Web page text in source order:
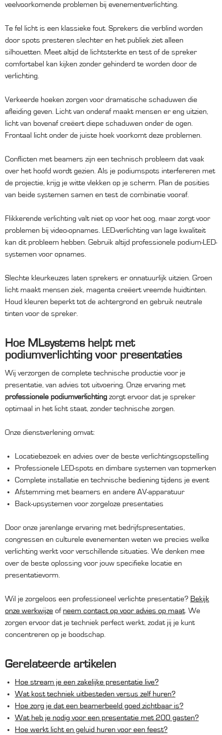
veelvoorkomende problemen bij evenementverlichting.
Te fel licht is een klassieke fout. Sprekers die verblind worden
door spots presteren slechter en het publiek ziet alleen
silhouetten. Meet altijd de lichtsterkte en test of de spreker
comfortabel kan kijken zonder gehinderd te worden door de
verlichting.
Verkeerde hoeken zorgen voor dramatische schaduwen die
afleiding geven. Licht van onderaf maakt mensen er eng uitzien,
licht van bovenaf creëert diepe schaduwen onder de ogen.
Frontaal licht onder de juiste hoek voorkomt deze problemen.
Conflicten met beamers zijn een technisch probleem dat vaak
over het hoofd wordt gezien. Als je podiumspots interfereren met
de projectie, krijg je witte vlekken op je scherm. Plan de posities
van beide systemen samen en test de combinatie vooraf.
Flikkerende verlichting valt niet op voor het oog, maar zorgt voor
problemen bij video-opnames. LED-verlichting van lage kwaliteit
kan dit probleem hebben. Gebruik altijd professionele podium-LED-
systemen voor opnames.
Slechte kleurkeuzes laten sprekers er onnatuurlijk uitzien. Groen
licht maakt mensen ziek, magenta creëert vreemde huidtinten.
Houd kleuren beperkt tot de achtergrond en gebruik neutrale
tinten voor de spreker.
Hoe MLsystems helpt met
podiumverlichting voor presentaties
Wij verzorgen de complete technische productie voor je
presentatie, van advies tot uitvoering. Onze ervaring met
professionele podiumverlichting zorgt ervoor dat je spreker
optimaal in het licht staat, zonder technische zorgen.
Onze dienstverlening omvat:
Locatiebezoek en advies over de beste verlichtingsopstelling
Professionele LED-spots en dimbare systemen van topmerken
Complete installatie en technische bediening tijdens je event
Afstemming met beamers en andere AV-apparatuur
Back-upsystemen voor zorgeloze presentaties
Door onze jarenlange ervaring met bedrijfspresentaties,
congressen en culturele evenementen weten we precies welke
verlichting werkt voor verschillende situaties. We denken mee
over de beste oplossing voor jouw specifieke locatie en
presentatievorm.
Wil je zorgeloos een professioneel verlichte presentatie? Bekijk
onze werkwijze of neem contact op voor advies op maat. We
zorgen ervoor dat je techniek perfect werkt, zodat jij je kunt
concentreren op je boodschap.
Gerelateerde artikelen
Hoe stream je een zakelijke presentatie live?
Wat kost techniek uitbesteden versus zelf huren?
Hoe zorg je dat een beamerbeeld goed zichtbaar is?
Wat heb je nodig voor een presentatie met 200 gasten?
Hoe werkt licht en geluid huren voor een feest?